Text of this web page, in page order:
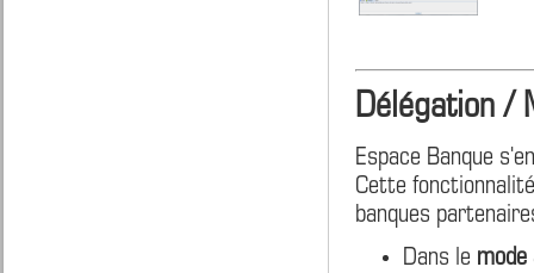
Délégation /
Espace Banque
Cette
banques
Dans le mode